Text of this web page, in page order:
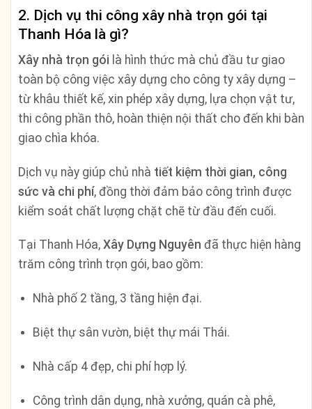
2. Dịch vụ thi công xây nhà trọn gói tại
Thanh Hóa là gì?
Xây nhà trọn gói là hình thức mà chủ đầu tư giao
toàn bộ công việc xây dựng cho công ty xây dựng –
từ khâu thiết kế, xin phép xây dựng, lựa chọn vật tư,
thi công phần thô, hoàn thiện nội thất cho đến khi bàn
giao chìa khóa.
Dịch vụ này giúp chủ nhà tiết kiệm thời gian, công
sức và chi phí, đồng thời đảm bảo công trình được
kiểm soát chất lượng chặt chẽ từ đầu đến cuối.
Tại Thanh Hóa, Xây Dựng Nguyên đã thực hiện hàng
trăm công trình trọn gói, bao gồm:
Nhà phố 2 tầng, 3 tầng hiện đại.
Biệt thự sân vườn, biệt thự mái Thái.
Nhà cấp 4 đẹp, chi phí hợp lý.
Công trình dân dụng, nhà xưởng, quán cà phê,